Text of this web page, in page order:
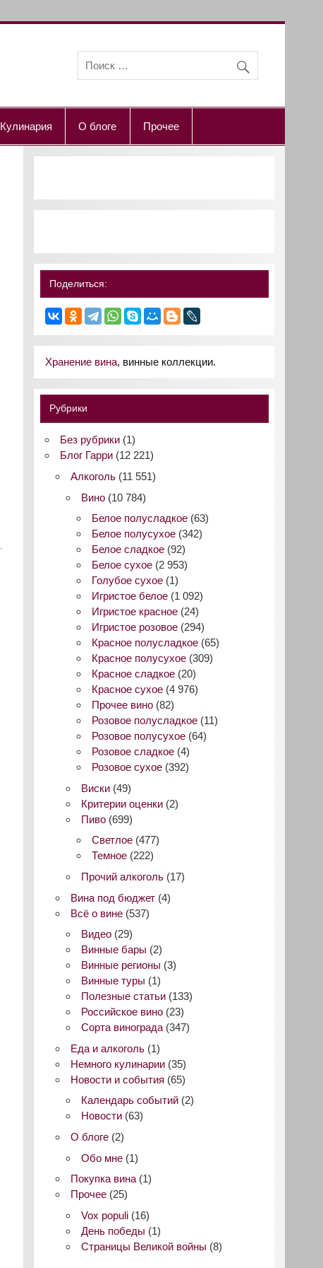
Кулинария О блоге Прочее
Поделиться:
Хранение вина, винные коллекции.
Рубрики
Без рубрики(1)
Блог Гарри(12 221)
Алкоголь (11 551)
Вино (10 784)
Белое полусладкое (63)
Белое полусухое (342)
Белое сладкое (92)
Белое сухое (2 953)
Голубое сухое (1)
Игристое белое (1 092)
Игристое красное (24)
Игристое розовое (294)
Красное полусладкое (65)
Красное полусухое (309)
Красное сладкое (20)
Красное сухое (4 976)
Прочее вино (82)
Розовое полусладкое (11)
Розовое полусухое (64)
Розовое сладкое (4)
Розовое сухое (392)
Виски (49)
Критерии оценки (2)
Пиво (699)
Светлое (477)
Темное (222)
Прочий алкоголь (17)
Вина под бюджет (4)
Всё о вине (537)
Видео (29)
Винные бары (2)
Винные регионы (3)
Винные туры (1)
Полезные статьи (133)
Российское вино (23)
Сорта винограда (347)
Еда и алкоголь (1)
Немного кулинарии (35)
Новости и события (65)
Календарь событий (2)
Новости (63)
О блоге (2)
Обо мне (1)
Покупка вина (1)
Прочее (25)
Vox populi (16)
День победы (1)
Страницы Великой войны (8)